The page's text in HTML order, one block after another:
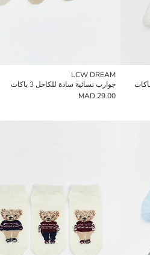
LCW DREAM
جوارب نسائية سادة للكاحل 3 باكات
29.00 MAD